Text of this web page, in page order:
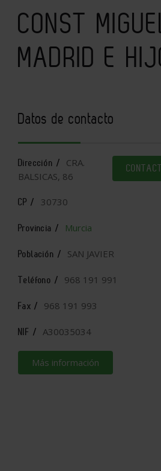
CONST
MADRID E
Datos de contacto
Dirección /
CRA.
BALSICAS, 86
CP / 30730
Provincia / Murcia
Población / SAN JAVIER
Teléfono / 968 191 991
Fax / 968 191 993
NIF / A30035034
Más información